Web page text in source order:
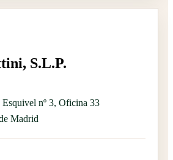
S.L.P.
nº 3, Oficina 33
Madrid